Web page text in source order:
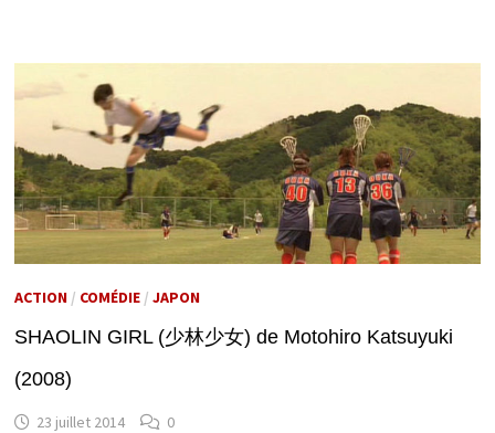
ACTION/ COMÉDIE/ JAPON
SHAOLIN GIRL (少林少女) de Motohiro Katsuyuki
(2008)
23 juillet 2014 0